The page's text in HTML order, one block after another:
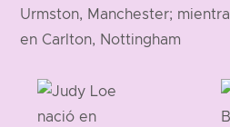
Urmston, Manchester;
en Carlton, Nottingham